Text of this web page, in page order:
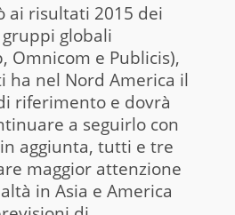
ai risultati 2015 dei
globali
Omnicom e Publicis),
ha nel Nord America il
riferimento e dovrà
a seguirlo con
aggiunta, tutti e tre
maggior attenzione
in Asia e America